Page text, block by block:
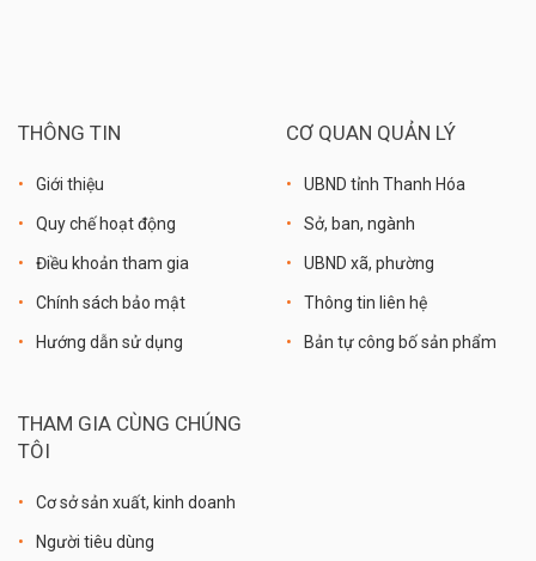
THÔNG TIN
Giới thiệu
Quy chế hoạt động
Điều khoản tham gia
Chính sách bảo mật
Hướng dẫn sử dụng
CƠ QUAN QUẢN LÝ
UBND tỉnh Thanh Hóa
Sở, ban, ngành
UBND xã, phường
Thông tin liên hệ
Bản tự công bố sản phẩm
THAM GIA CÙNG CHÚNG
TÔI
Cơ sở sản xuất, kinh doanh
Người tiêu dùng